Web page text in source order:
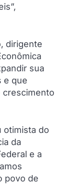
dirigente
sua
e que
crescimento
otimista do
da
e a
povo de